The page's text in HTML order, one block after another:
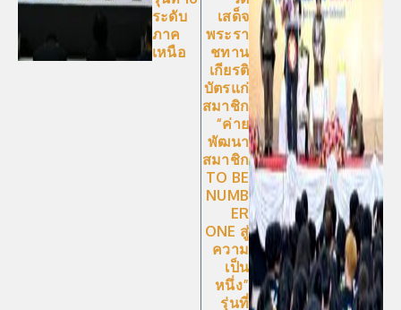
ระดับ
ภาค
เหนือ
เสด็จ
พระรา
ชทาน
เกียรติ
บัตรแก่
สมาชิก
“ค่าย
พัฒนา
สมาชิก
TO BE
NUMB
ER
ONE สู่
ความ
เป็น
หนึ่ง”
รุ่นที่